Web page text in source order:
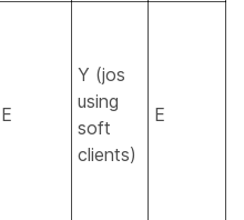
E
Y (jos
using
soft
clients)
E